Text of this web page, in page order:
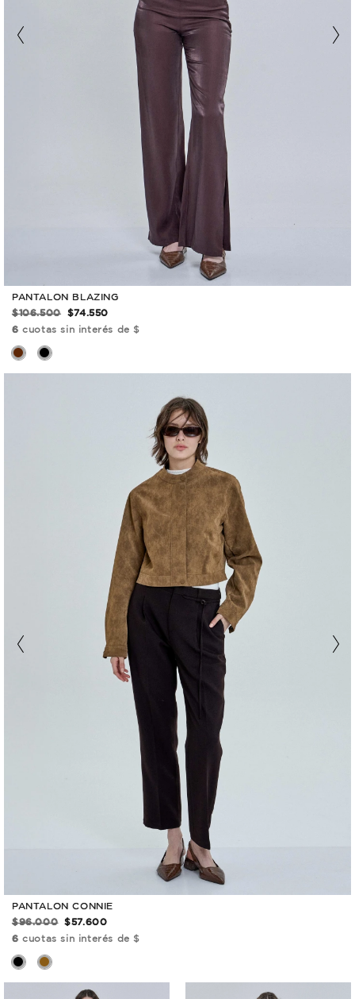
PANTALON BLAZING
$106.500
$74.550
6 cuotas sin interés de $
PANTALON CONNIE
$96.000
$57.600
6 cuotas sin interés de $